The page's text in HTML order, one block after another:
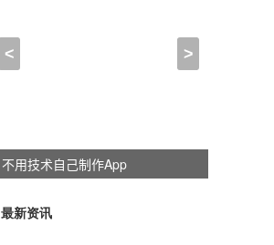
< >
不用技术自己制作App
最新资讯